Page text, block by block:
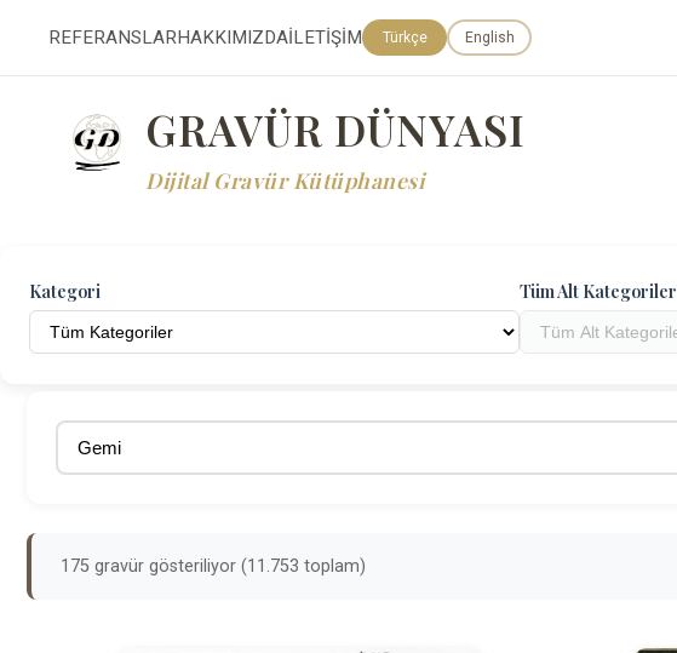
REFERANSLARHAKKIMIZDAİLETİŞİM Türkçe English
GRAVÜR DÜNYASI
Dijital Gravür Kütüphanesi
Kategori Tüm Alt Kategoriler
175 gravür gösteriliyor (11.753 toplam)